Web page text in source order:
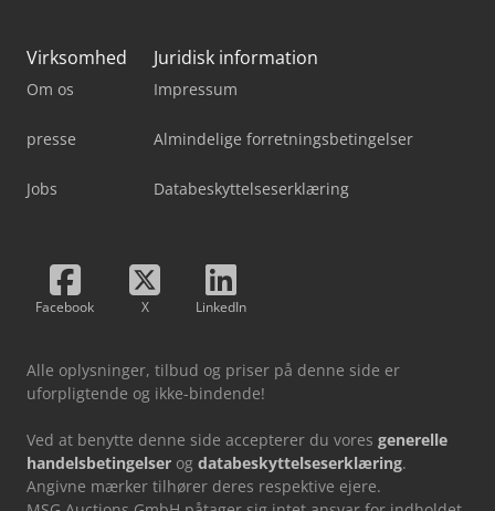
Virksomhed
Om os
presse
Jobs
Juridisk information
Impressum
Almindelige forretningsbetingelser
Databeskyttelseserklæring
Facebook X LinkedIn
Alle oplysninger, tilbud og priser på denne side er
uforpligtende og ikke-bindende!
Ved at benytte denne side accepterer du vores generelle
handelsbetingelser og databeskyttelseserklæring.
Angivne mærker tilhører deres respektive ejere.